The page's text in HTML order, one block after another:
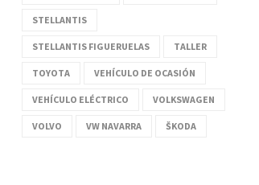
STELLANTIS
STELLANTIS FIGUERUELAS TALLER
TOYOTA VEHÍCULO DE OCASIÓN
VEHÍCULO ELÉCTRICO VOLKSWAGEN
VOLVO VW NAVARRA ŠKODA